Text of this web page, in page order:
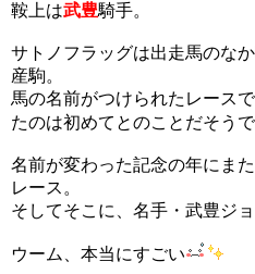
鞍上は武豊騎手。
サトノフラッグは出走馬のな
産駒。
馬の名前がつけられたレース
たのは初めてとのことだそうで
名前が変わった記念の年にま
レース。
そしてそこに、名手・武豊ジョ
ウーム、本当にすごい